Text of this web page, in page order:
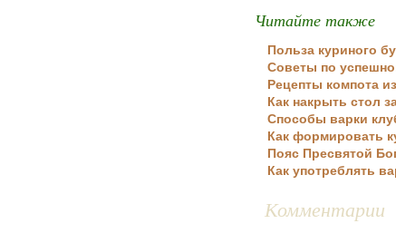
Читайте также
Польза куриного
Советы по
Рецепты компота
Как накрыть стол
Способы варки
Как формировать
Пояс Пресвятой
Как употреблять
Комментарии